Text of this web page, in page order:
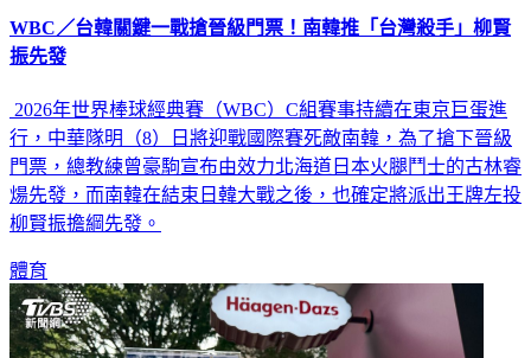
WBC／台韓關鍵一戰搶晉級門票！南韓推「台灣殺手」柳賢
振先發
2026年世界棒球經典賽（WBC）C組賽事持續在東京巨蛋進
行，中華隊明（8）日將迎戰國際賽死敵南韓，為了搶下晉級
門票，總教練曾豪駒宣布由效力北海道日本火腿鬥士的古林睿
煬先發，而南韓在結束日韓大戰之後，也確定將派出王牌左投
柳賢振擔綱先發。
體育